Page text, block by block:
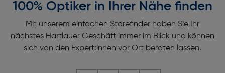
100% Optiker in Ihrer Nähe finden
Mit unserem einfachen Storefinder haben Sie Ihr
nächstes Hartlauer Geschäft immer im Blick und können
sich von den Expert:innen vor Ort beraten lassen.